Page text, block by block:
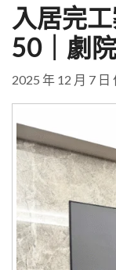
入居完
50｜劇
2025 年 12 月 7 日